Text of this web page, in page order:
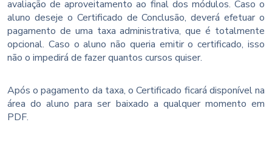
avaliação de aproveitamento ao final dos módulos. Caso o
aluno deseje o Certificado de Conclusão, deverá efetuar o
pagamento de uma taxa administrativa, que é totalmente
opcional. Caso o aluno não queria emitir o certificado, isso
não o impedirá de fazer quantos cursos quiser.
Após o pagamento da taxa, o Certificado ficará disponível na
área do aluno para ser baixado a qualquer momento em
PDF.